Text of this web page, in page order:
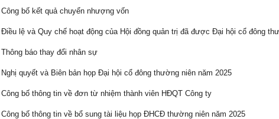
Công bố kết quả chuyển nhượng vốn
Điều lệ và Quy chế hoạt động của Hội đồng quản trị đã được Đại hội cổ đông
Thông báo thay đổi nhân sự
Nghị quyết và Biên bản họp Đại hội cổ đông thường niên năm 2025
Công bố thông tin về đơn từ nhiệm thành viên HĐQT Công ty
Công bố thông tin về bổ sung tài liệu họp ĐHCĐ thường niên năm 2025